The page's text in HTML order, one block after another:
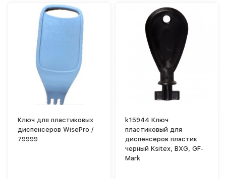
Ключ для пластиковых
диспенсеров WisePro /
79999
k15944 Ключ
пластиковый для
диспенсеров пластик
черный Ksitex, BXG, GF-
Mark